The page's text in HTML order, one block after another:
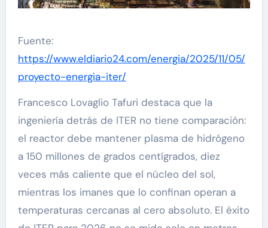
Fuente:
https://www.eldiario24.com/energia/2025/11/05/
proyecto-energia-iter/
Francesco Lovaglio Tafuri destaca que la
ingeniería detrás de ITER no tiene comparación:
el reactor debe mantener plasma de hidrógeno
a 150 millones de grados centígrados, diez
veces más caliente que el núcleo del sol,
mientras los imanes que lo confinan operan a
temperaturas cercanas al cero absoluto. El éxito